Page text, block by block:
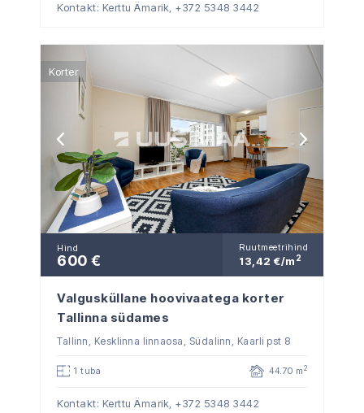
Kontakt: Kerttu Ämarik, +372 5348 3442
Korter
Hind
600 €
Ruutmeetrihind
13,42 €/m 2
Valgusküllane hoovivaatega korter
Tallinna südames
Tallinn, Kesklinna linnaosa, Südalinn, Kaarli pst 8
1 tuba 44.70 m 2
Kontakt: Kerttu Ämarik, +372 5348 3442